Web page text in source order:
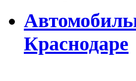
Краснодаре